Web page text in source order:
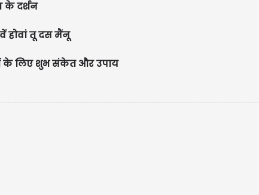
के दर्शन
होवां तू दस मैंनू
के लिए शुभ संकेत और उपाय